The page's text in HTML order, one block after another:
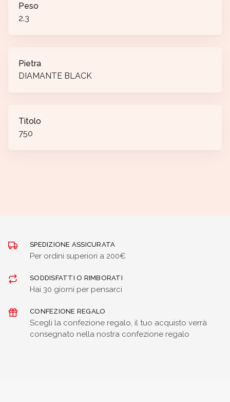
Peso
2.3
Pietra
DIAMANTE BLACK
Titolo
750
SPEDIZIONE ASSICURATA
Per ordini superiori a 200€
SODDISFATTI O RIMBORATI
Hai 30 giorni per pensarci
CONFEZIONE REGALO
Scegli la confezione regalo, il tuo acquisto verrà
consegnato nella nostra confezione regalo